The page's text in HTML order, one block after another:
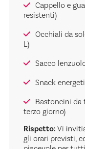
Cappello e
resistenti)
Occhiali da
L)
Sacco
Snack
Bastoncini da
terzo giorno)
Rispetto: Vi
gli orari previsti,